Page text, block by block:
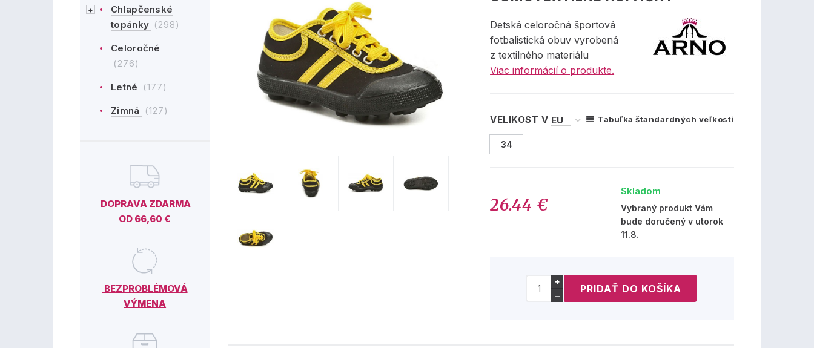
Chlapčenské
topánky (298)
Celoročné
(276)
Letné (177)
Zimná (127)
DOPRAVA ZDARMA
OD 66,60 €
BEZPROBLÉMOVÁ
VÝMENA
Detská celoročná športová
fotbalistická obuv vyrobená
z textilného materiálu
Viac informácií o produkte.
VELIKOST V Tabuľka štandardných veľkostí
34
26.44 €
Skladom
Vybraný produkt Vám
bude doručený v utorok
11.8.
+
−